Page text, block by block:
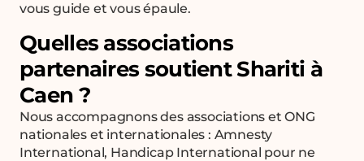
vous guide et vous épaule.
Quelles associations
partenaires soutient Shariti à
Caen ?
Nous accompagnons des associations et ONG
nationales et internationales : Amnesty
International, Handicap International pour ne